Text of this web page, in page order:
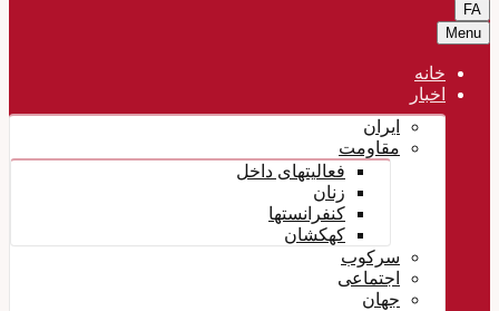
FA
Menu
خانه
اخبار
ایران
مقاومت
فعالیتهای داخل
زنان
کنفرانستها
کهکشان
سرکوب
اجتماعی
جهان